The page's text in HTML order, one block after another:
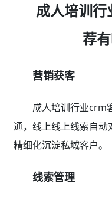
成人培训
荐
营销获客
成人培训行业crm
通，线上线上线索自动
精细化沉淀私域客户。
线索管理